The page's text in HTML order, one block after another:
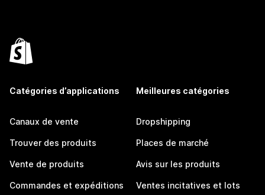
Catégories d’applications
Canaux de vente
Trouver des produits
Vente de produits
Commandes et expéditions
Meilleures catégories
Dropshipping
Places de marché
Avis sur les produits
Ventes incitatives et lots